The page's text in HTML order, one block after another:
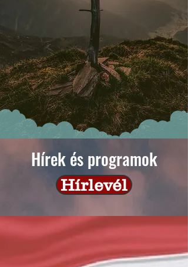
Hírek és programok
Hírlevél